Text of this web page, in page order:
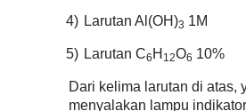
4) Larutan Al(OH)3 1M
5) Larutan C6 H 12O6 10%
Dari kelima larutan di atas,
menyalakan lampu